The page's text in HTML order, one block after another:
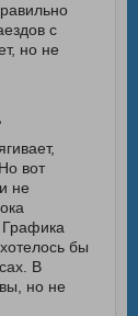
с
но не
вот
не
Графика
бы
В
но не